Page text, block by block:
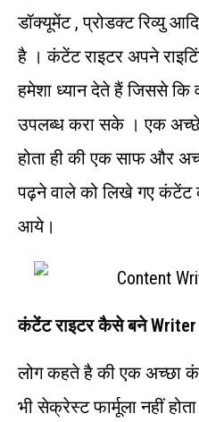
डॉक्यूमेंट , प्रोडक्ट रिव्यु
है । कंटेंट राइटर अपने
हमेशा ध्यान देते हैं जिससे कि
उपलब्ध करा सके । एक
होता ही की एक साफ और
पढ़ने वाले को लिखे गए
आये।
कंटेंट राइटर कैसे बने Writer
लोग कहते है की एक अच्छा
भी सेक्रेस्ट फार्मूला नहीं